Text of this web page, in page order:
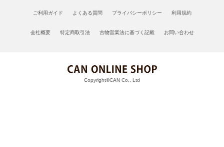
ご利用ガイド よくある質問 プライバシーポリシー 利用規約
会社概要 特定商取引法 古物営業法に基づく記載 お問い合わせ
Copyright©CAN Co., Ltd